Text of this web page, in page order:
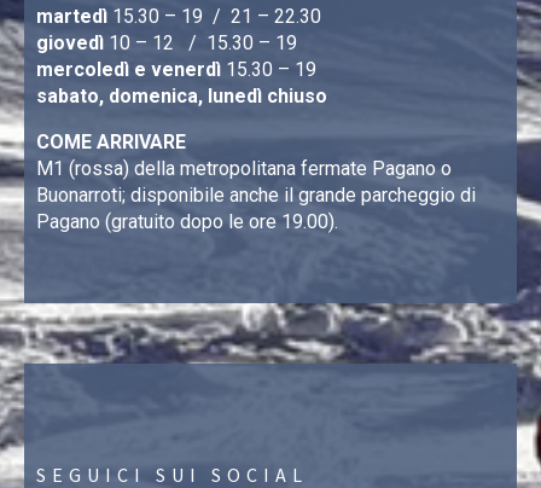
martedì 15.30 – 19 / 21 – 22.30
giovedì 10 – 12 / 15.30 – 19
mercoledì e venerdì 15.30 – 19
sabato, domenica, lunedì chiuso
COME ARRIVARE
M1 (rossa) della metropolitana fermate Pagano o
Buonarroti; disponibile anche il grande parcheggio di
Pagano (gratuito dopo le ore 19.00).
SEGUICI SUI SOCIAL